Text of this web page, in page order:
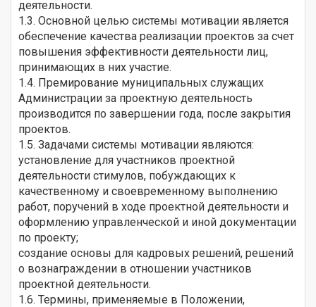
деятельности.
1.3. Основной целью системы мотивации является
обеспечение качества реализации проектов за счет
повышения эффективности деятельности лиц,
принимающих в них участие.
1.4. Премирование муниципальных служащих
Администрации за проектную деятельность
производится по завершении года, после закрытия
проектов.
1.5. Задачами системы мотивации являются:
установление для участников проектной
деятельности стимулов, побуждающих к
качественному и своевременному выполнению
работ, поручений в ходе проектной деятельности и
оформлению управленческой и иной документации
по проекту;
создание основы для кадровых решений, решений
о вознаграждении в отношении участников
проектной деятельности.
1.6. Термины, применяемые в Положении,